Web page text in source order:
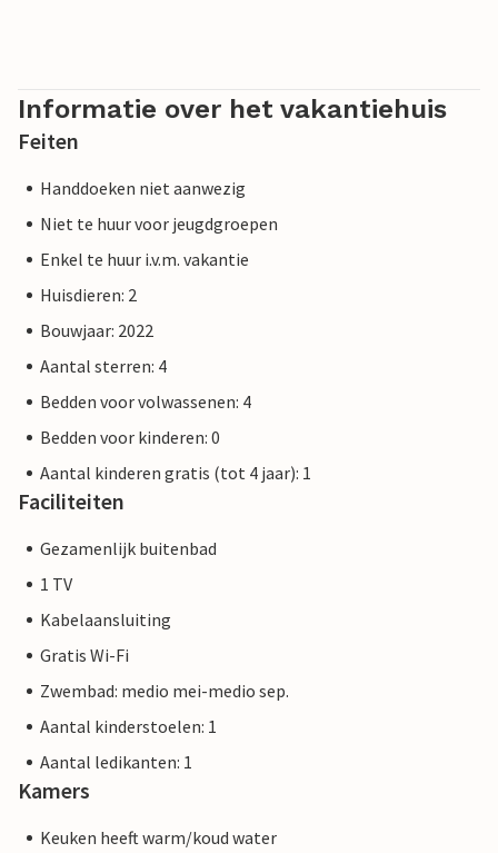
Informatie over het vakantiehuis
Feiten
Handdoeken niet aanwezig
Niet te huur voor jeugdgroepen
Enkel te huur i.v.m. vakantie
Huisdieren: 2
Bouwjaar: 2022
Aantal sterren: 4
Bedden voor volwassenen: 4
Bedden voor kinderen: 0
Aantal kinderen gratis (tot 4 jaar): 1
Faciliteiten
Gezamenlijk buitenbad
1 TV
Kabelaansluiting
Gratis Wi-Fi
Zwembad: medio mei-medio sep.
Aantal kinderstoelen: 1
Aantal ledikanten: 1
Kamers
Keuken heeft warm/koud water